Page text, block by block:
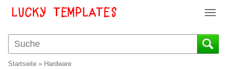
T
g
g
Startseite » Hardware